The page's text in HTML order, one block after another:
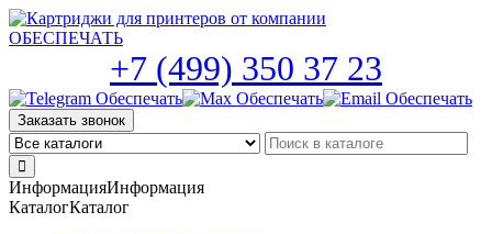
Skip
to
+7 (499) 350 37 23
Заказать звонок
ИнформацияИнформация
КаталогКаталог